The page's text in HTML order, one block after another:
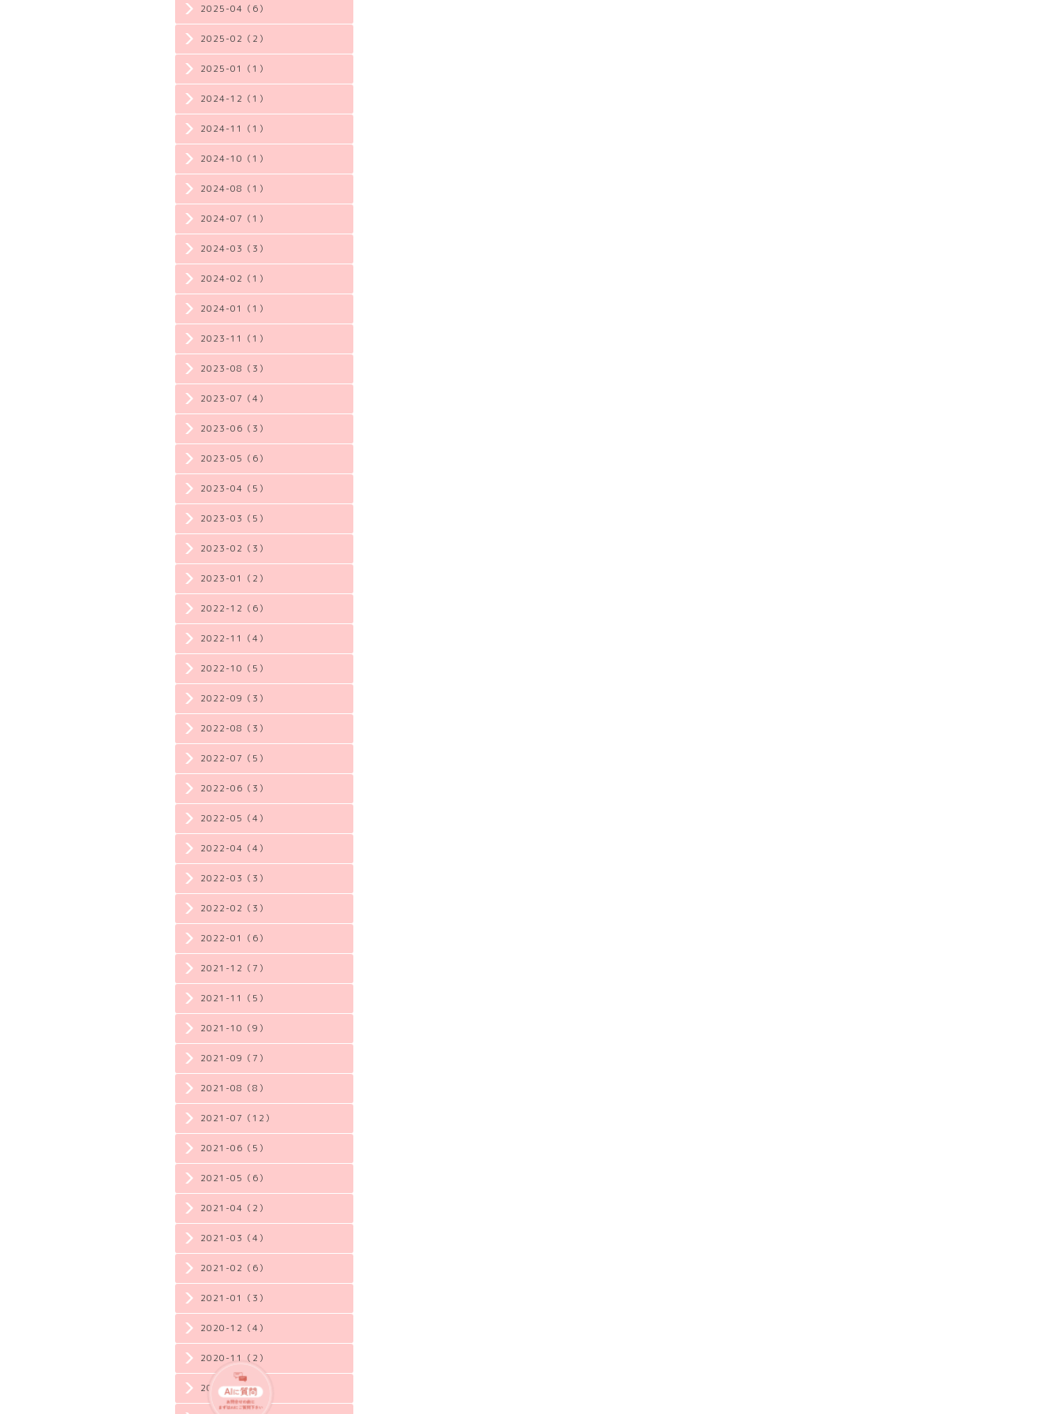
2025-04（6）
2025-02（2）
2025-01（1）
2024-12（1）
2024-11（1）
2024-10（1）
2024-08（1）
2024-07（1）
2024-03（3）
2024-02（1）
2024-01（1）
2023-11（1）
2023-08（3）
2023-07（4）
2023-06（3）
2023-05（6）
2023-04（5）
2023-03（5）
2023-02（3）
2023-01（2）
2022-12（6）
2022-11（4）
2022-10（5）
2022-09（3）
2022-08（3）
2022-07（5）
2022-06（3）
2022-05（4）
2022-04（4）
2022-03（3）
2022-02（3）
2022-01（6）
2021-12（7）
2021-11（5）
2021-10（9）
2021-09（7）
2021-08（8）
2021-07（12）
2021-06（5）
2021-05（6）
2021-04（2）
2021-03（4）
2021-02（6）
2021-01（3）
2020-12（4）
2020-11（2）
2020-10（3）